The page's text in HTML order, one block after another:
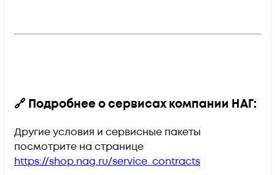
🔗 Подробнее о сервисах компании НАГ:
Другие условия и сервисные пакеты
посмотрите на странице
https://shop.nag.ru/service_contracts